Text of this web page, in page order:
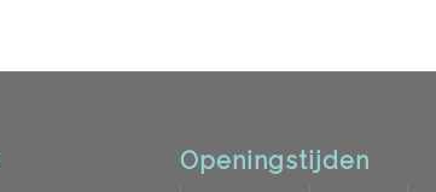
Openingstijden